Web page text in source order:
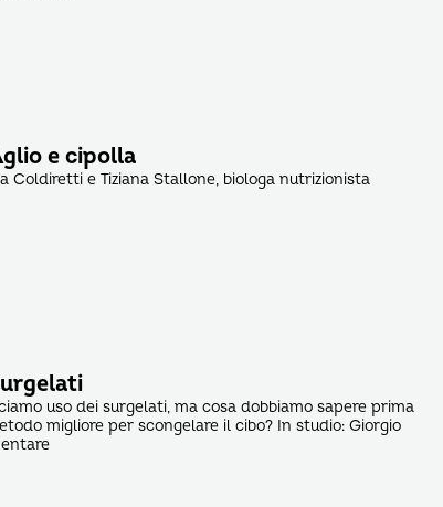
e cipolla
Coldiretti e Tiziana Stallone, biologa nutrizionista
uso dei surgelati, ma cosa dobbiamo sapere prima
migliore per scongelare il cibo? In studio: Giorgio